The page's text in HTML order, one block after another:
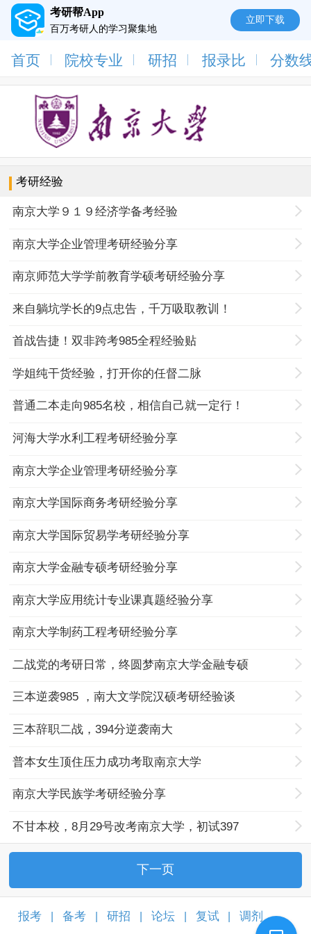
考研帮App
百万考研人的学习聚集地
立即下载
首页 院校专业 研招 报录比 分数
考研经验
南京大学９１９经济学备考经验
南京大学企业管理考研经验分享
南京师范大学学前教育学硕考研经验分享
来自躺坑学长的9点忠告，千万吸取教训！
首战告捷！双非跨考985全程经验贴
学姐纯干货经验，打开你的任督二脉
普通二本走向985名校，相信自己就一定行！
河海大学水利工程考研经验分享
南京大学企业管理考研经验分享
南京大学国际商务考研经验分享
南京大学国际贸易学考研经验分享
南京大学金融专硕考研经验分享
南京大学应用统计专业课真题经验分享
南京大学制药工程考研经验分享
二战党的考研日常，终圆梦南京大学金融专硕
三本逆袭985 ，南大文学院汉硕考研经验谈
三本辞职二战，394分逆袭南大
普本女生顶住压力成功考取南京大学
南京大学民族学考研经验分享
不甘本校，8月29号改考南京大学，初试397
下一页
报考 备考 研招 论坛 复试 调剂